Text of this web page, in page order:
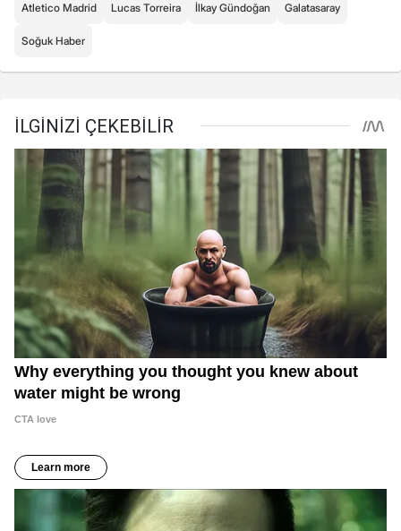
Atletico Madrid Lucas Torreira İlkay Gündoğan Galatasaray
Soğuk Haber